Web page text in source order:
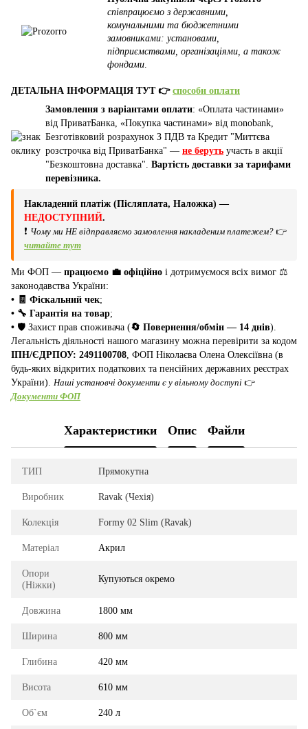
співпрацюємо з державними,
комунальними та бюджетними
замовниками: установами,
підприємствами, організаціями, а також
фондами
ДЕТАЛЬНА ІНФОРМАЦІЯ ТУТ 👉 способи оплати
Замовлення з варіантами оплати: «Оплата частинами»
від ПриватБанка, «Покупка частинами» від monobank,
Безготівковий розрахунок З ПДВ та Кредит "Миттєва
розстрочка від ПриватБанка" — не беруть участь в акції
"Безкоштовна доставка". Вартість доставки за тарифами
перевізника.
Накладений платіж (Післяплата, Наложка) —
НЕДОСТУПНИЙ.
❗ Чому ми НЕ відправляємо замовлення накладеним платежем? 👉
читайте тут
Ми ФОП — працюємо 💼 офіційно і дотримуємося всіх вимог ⚖️
законодавства України:
• 🧾 Фіскальний чек;
• 🔧 Гарантія на товар;
• 🛡️ Захист прав споживача (🔄 Повернення/обмін — 14 днів).
Легальність діяльності нашого магазину можна перевірити за кодом
ІПН/ЄДРПОУ: 2491100708 , ФОП Ніколаєва Олена Олексіївна (в
будь-яких відкритих податкових та пенсійних державних реєстрах
України). Наші установчі документи є у вільному доступі 👉
Документи ФОП
Характеристики Опис Файли
ТИП Прямокутна
Виробник Ravak (Чехія)
Колекція Formy 02 Slim (Ravak)
Матеріал Акрил
Опори
(Ніжки)
Купуються окремо
Довжина 1800 мм
Ширина 800 мм
Глибина 420 мм
Висота 610 мм
Об`єм 240 л